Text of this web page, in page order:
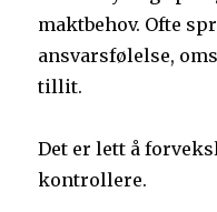
maktbehov. Ofte
ansvarsfølelse,
tillit.
Det er lett å
kontrollere.